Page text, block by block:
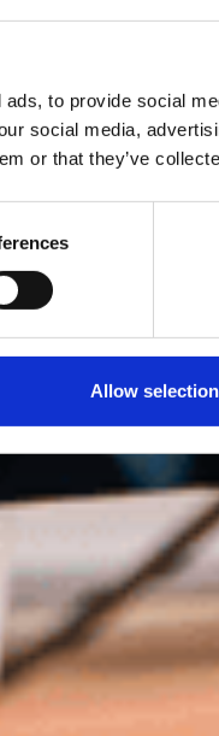
to provide social
social media,
or that they’ve
Allow selection